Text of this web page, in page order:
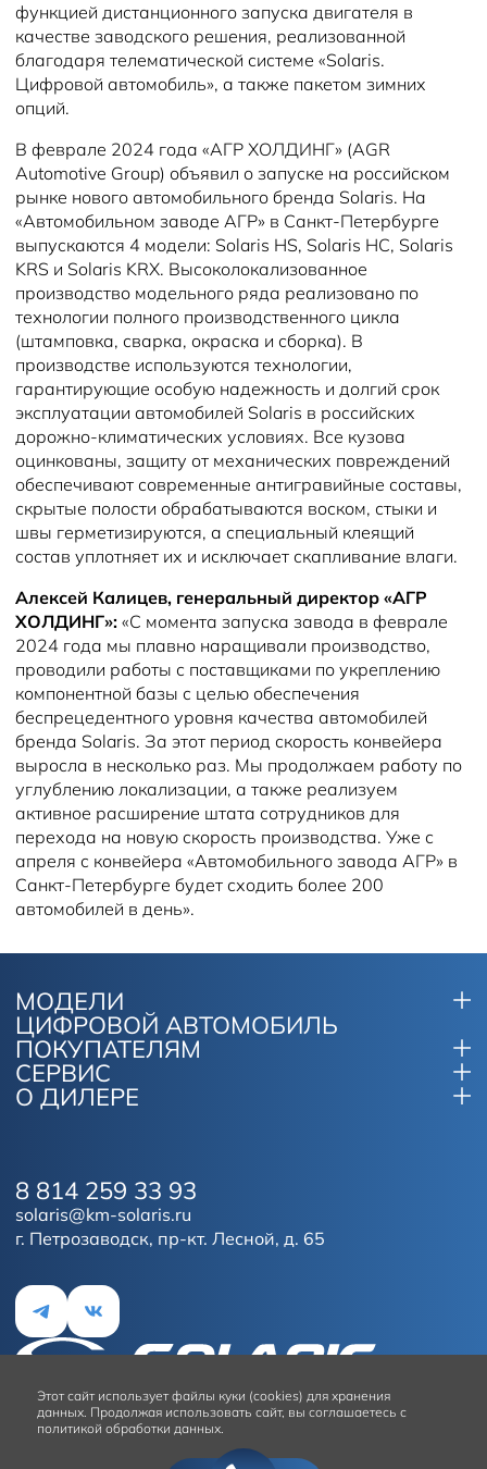
функцией дистанционного запуска двигателя в
качестве заводского решения, реализованной
благодаря телематической системе «Solaris.
Цифровой автомобиль», а также пакетом зимних
опций.
В феврале 2024 года «АГР ХОЛДИНГ» (AGR
Automotive Group) объявил о запуске на российском
рынке нового автомобильного бренда Solaris. На
«Автомобильном заводе АГР» в Санкт-Петербурге
выпускаются 4 модели: Solaris HS, Solaris HC, Solaris
KRS и Solaris KRX. Высоколокализованное
производство модельного ряда реализовано по
технологии полного производственного цикла
(штамповка, сварка, окраска и сборка). В
производстве используются технологии,
гарантирующие особую надежность и долгий срок
эксплуатации автомобилей Solaris в российских
дорожно-климатических условиях. Все кузова
оцинкованы, защиту от механических повреждений
обеспечивают современные антигравийные составы,
скрытые полости обрабатываются воском, стыки и
швы герметизируются, а специальный клеящий
состав уплотняет их и исключает скапливание влаги.
Алексей Калицев, генеральный директор «АГР
ХОЛДИНГ»: «С момента запуска завода в феврале
2024 года мы плавно наращивали производство,
проводили работы с поставщиками по укреплению
компонентной базы с целью обеспечения
беспрецедентного уровня качества автомобилей
бренда Solaris. За этот период скорость конвейера
выросла в несколько раз. Мы продолжаем работу по
углублению локализации, а также реализуем
активное расширение штата сотрудников для
перехода на новую скорость производства. Уже с
апреля с конвейера «Автомобильного завода АГР» в
Санкт-Петербурге будет сходить более 200
автомобилей в день».
МОДЕЛИ
ЦИФРОВОЙ АВТОМОБИЛЬ
ПОКУПАТЕЛЯМ
СЕРВИС
О ДИЛЕРЕ
г. Петрозаводск, пр-кт. Лесной, д. 65
8 814 259 33 93
solaris@km-solaris.ru
Этот сайт использует файлы куки (cookies) для хранения
данных. Продолжая использовать сайт, вы соглашаетесь с
политикой обработки данных.